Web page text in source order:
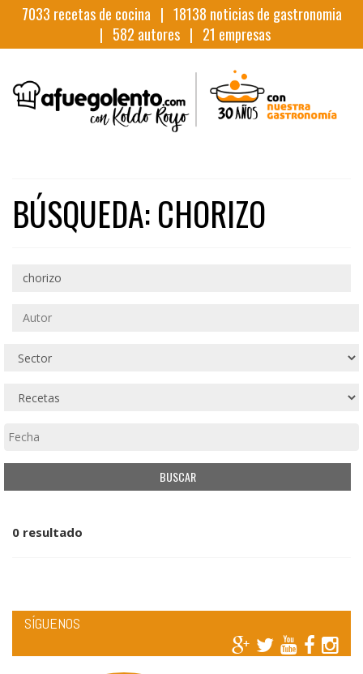
7033 recetas de cocina | 18138 noticias de gastronomia
| 582 autores | 21 empresas
BÚSQUEDA: CHORIZO
0 resultado
SÍGUENOS